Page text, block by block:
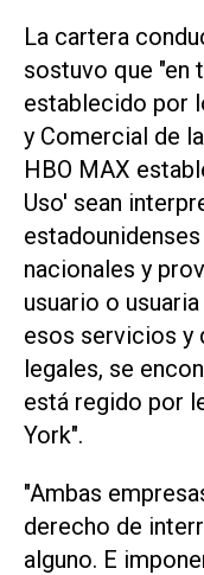
La cartera
sostuvo que "en
establecido por
y Comercial de
HBO MAX
Uso' sean
nacionales y
usuario o
esos servicios y
legales, se
está regido por
York".
"Ambas
derecho de
alguno. E